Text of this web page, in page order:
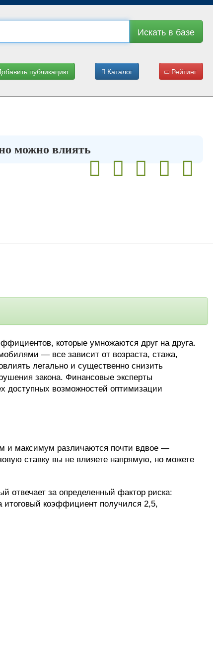
Искать в базе
Рейтинг
Каталог
публикацию
можно влиять
которые умножаются друг на друга.
— все зависит от возраста, стажа,
легально и существенно снизить
закона. Финансовые эксперты
доступных возможностей оптимизации
и максимум различаются почти вдвое —
ставку вы не влияете напрямую, но можете
за определенный фактор риска:
итоговый коэффициент получился 2,5,